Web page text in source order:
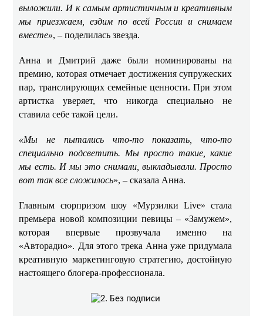
выложили. И к самым артистичным и креативным
мы приезжаем, ездим по всей России и снимаем
вместе», – поделилась звезда. ​
Анна и Дмитрий даже были номинированы на
премию, которая отмечает достижения супружеских
пар, транслирующих семейные ценности. При этом
артистка уверяет, что никогда специально не
ставила себе такой цели. ​​
«Мы не пытались что-то показать, что-то
специально подсветить. Мы просто такие, какие
мы есть. И мы это снимали, выкладывали. Просто
вот так все сложилось», – сказала Анна.
Главным сюрпризом шоу «Мурзилки Live» стала
премьера новой композиции певицы – «Замужем»,
которая впервые прозвучала именно на
«Авторадио». Для этого трека Анна уже придумала
креативную маркетинговую стратегию, достойную
настоящего блогера-профессионала. ​